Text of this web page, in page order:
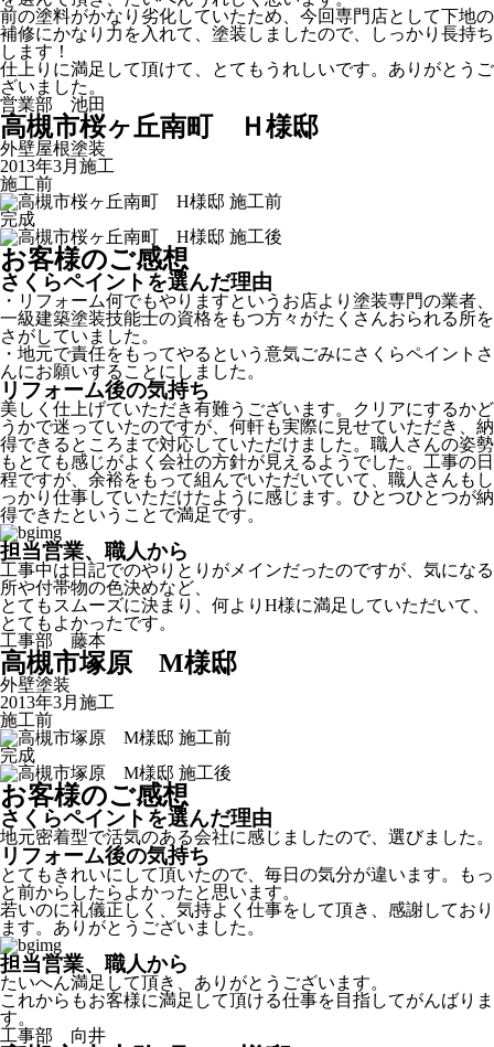
前の塗料がかなり劣化していたため、今回専門店として下地の
補修にかなり力を入れて、塗装しましたので、しっかり長持ち
します！
仕上りに満足して頂けて、とてもうれしいです。ありがとうご
ざいました。
営業部 池田
高槻市桜ヶ丘南町 Ｈ様邸
外壁屋根塗装
2013年3月施工
施工前
完成
お客様のご感想
さくらペイントを選んだ理由
・リフォーム何でもやりますというお店より塗装専門の業者、
一級建築塗装技能士の資格をもつ方々がたくさんおられる所を
さがしていました。
・地元で責任をもってやるという意気ごみにさくらペイントさ
んにお願いすることにしました。
リフォーム後の気持ち
美しく仕上げていただき有難うございます。クリアにするかど
うかで迷っていたのですが、何軒も実際に見せていただき、納
得できるところまで対応していただけました。職人さんの姿勢
もとても感じがよく会社の方針が見えるようでした。工事の日
程ですが、余裕をもって組んでいただいていて、職人さんもし
っかり仕事していただけたように感じます。ひとつひとつが納
得できたということで満足です。
担当営業、職人から
工事中は日記でのやりとりがメインだったのですが、気になる
所や付帯物の色決めなど、
とてもスムーズに決まり、何よりH様に満足していただいて、
とてもよかったです。
工事部 藤本
高槻市塚原 М様邸
外壁塗装
2013年3月施工
施工前
完成
お客様のご感想
さくらペイントを選んだ理由
地元密着型で活気のある会社に感じましたので、選びました。
リフォーム後の気持ち
とてもきれいにして頂いたので、毎日の気分が違います。もっ
と前からしたらよかったと思います。
若いのに礼儀正しく、気持よく仕事をして頂き、感謝しており
ます。ありがとうございました。
担当営業、職人から
たいへん満足して頂き、ありがとうございます。
これからもお客様に満足して頂ける仕事を目指してがんばりま
す。
工事部 向井